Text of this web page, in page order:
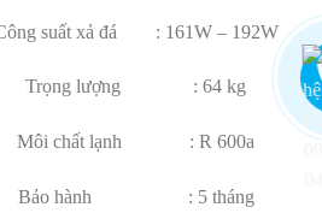
suất xả đá : 161W – 192W
Trọng lượng : 64 kg
Môi chất lạnh : R 600a
Bảo hành : 5 tháng